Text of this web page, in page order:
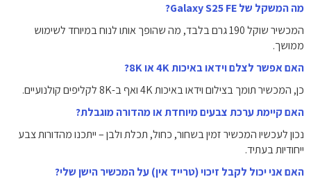
מה המשקל של Galaxy S25 FE?
המכשיר שוקל 190 גרם בלבד, מה שהופך אותו לנוח במיוחד לשימוש
ממושך.
האם אפשר לצלם וידאו באיכות 4K או 8K?
כן, המכשיר תומך בצילום וידאו באיכות 4K ואף ב-8K לקליפים קולנועיים.
האם קיימת ערכת צבעים מיוחדת או מהדורה מוגבלת?
נכון לעכשיו המכשיר זמין בשחור, כחול, תכלת ולבן – ייתכנו מהדורות צבע
ייחודיות בעתיד.
האם אני יכול לקבל זיכוי (טרייד אין) על המכשיר הישן שלי?